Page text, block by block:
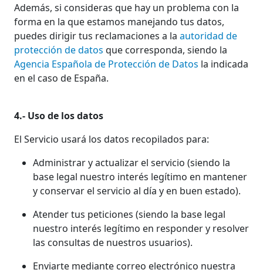
Además, si consideras que hay un problema con la
forma en la que estamos manejando tus datos,
puedes dirigir tus reclamaciones a la autoridad de
protección de datos que corresponda, siendo la
Agencia Española de Protección de Datos la indicada
en el caso de España.
4.- Uso de los datos
El Servicio usará los datos recopilados para:
Administrar y actualizar el servicio (siendo la
base legal nuestro interés legítimo en mantener
y conservar el servicio al día y en buen estado).
Atender tus peticiones (siendo la base legal
nuestro interés legítimo en responder y resolver
las consultas de nuestros usuarios).
Enviarte mediante correo electrónico nuestra